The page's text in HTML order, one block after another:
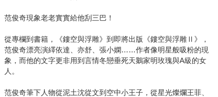
范俊奇現象老老實實給他刮三巴！
從專欄到書籍，《鏤空與浮雕》到即將出版《鏤空與浮雕Ⅱ》，
范俊奇漂亮演繹依達、亦舒、張小嫻……作者像明星般吸粉的現
象，而他的文字更非用到言情冬戀垂死天鵝家明玫瑰與A級的女
人。
范俊奇筆下人物從泥土沈從文到空中小王子，從星光燦爛王菲、